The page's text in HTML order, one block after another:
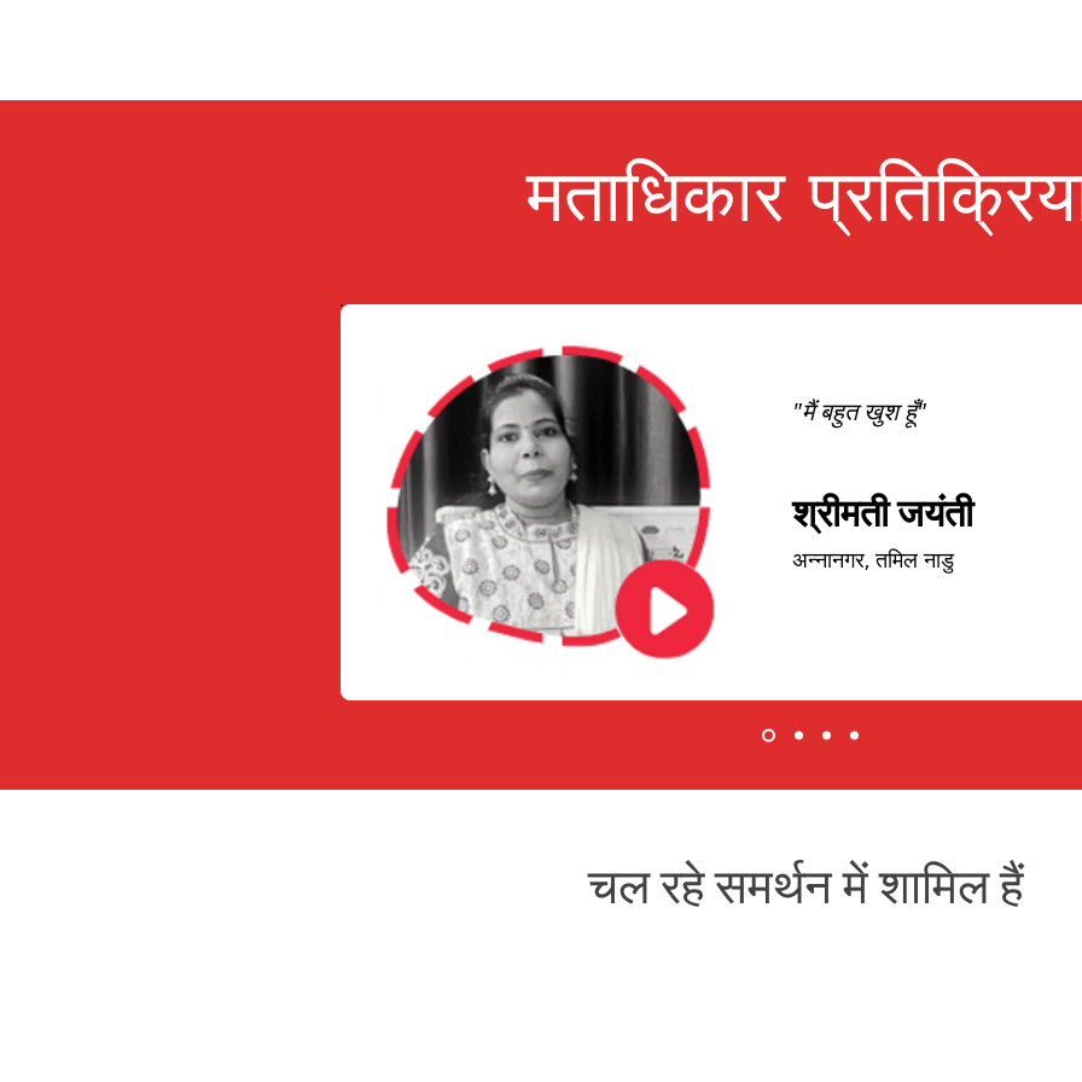
मताधिकार
"मैं बहुत खुश हूँ"
श्रीमती जयंती
अन्नानगर, तमिल नाडु
चल रहे समर्थन में शामिल हैं